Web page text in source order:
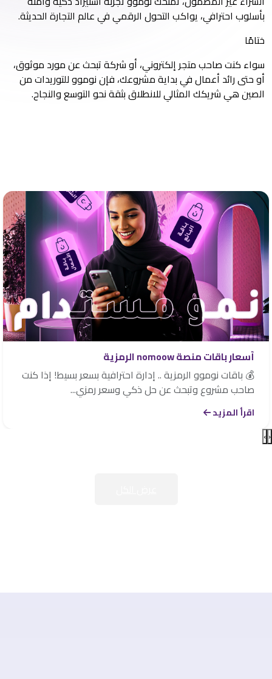
بأسلوب احترافي، يواكب التحول الرقمي في عالم التجارة الحديثة.
ختامًا
سواء كنت صاحب متجر إلكتروني، أو شركة تبحث عن مورد موثوق،
أو حتى رائد أعمال في بداية مشروعك، فإن نوموو للتوريدات من
الصين هي شريكك المثالي للانطلاق بثقة نحو التوسع والنجاح.
أسعار باقات منصة nomoow الرمزية
💰 باقات نوموو الرمزية .. إدارة احترافية بسعر بسيط! إذا كنت
صاحب مشروع وتبحث عن حل ذكي وسعر رمزي...
اقرأ المزيد
‹
›